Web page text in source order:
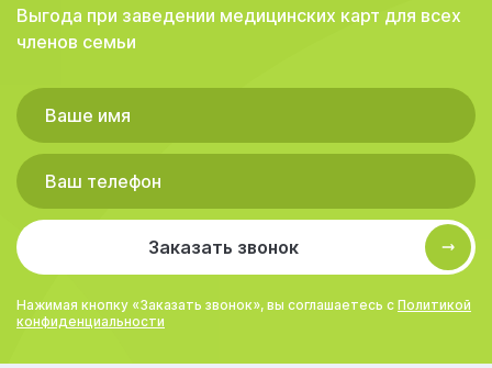
Выгода при заведении медицинских карт для всех
членов семьи
Заказать звонок
Нажимая кнопку «Заказать звонок», вы соглашаетесь с Политикой
конфиденциальности